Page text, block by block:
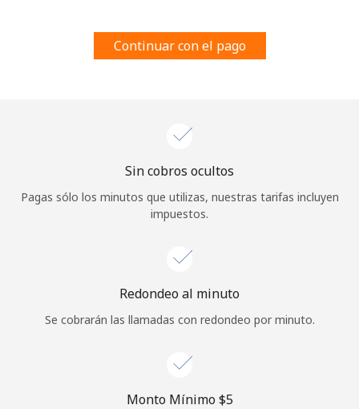
Únete
¡Hola!
Inicia sesión oREGÍSTRATE →
¿Olvidaste tu contraseña? →
Continuar con el pago
Sin cobros ocultos
Pagas sólo los minutos que utilizas, nuestras tarifas incluyen
impuestos.
Redondeo al minuto
Se cobrarán las llamadas con redondeo por minuto.
Monto Mínimo ⁦$5⁩